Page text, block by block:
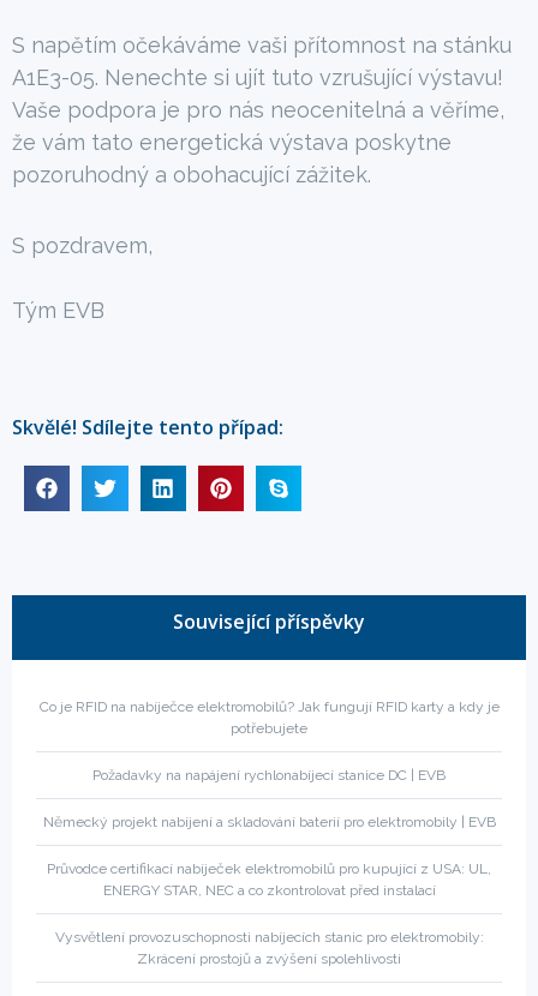
S napětím očekáváme vaši přítomnost na stánku
A1E3-05. Nenechte si ujít tuto vzrušující výstavu!
Vaše podpora je pro nás neocenitelná a věříme,
že vám tato energetická výstava poskytne
pozoruhodný a obohacující zážitek.
S pozdravem,
Tým EVB
Skvělé! Sdílejte tento případ:
Související příspěvky
Co je RFID na nabíječce elektromobilů? Jak fungují RFID karty a kdy je
potřebujete
Požadavky na napájení rychlonabíjecí stanice DC | EVB
Německý projekt nabíjení a skladování baterií pro elektromobily | EVB
Průvodce certifikací nabíječek elektromobilů pro kupující z USA: UL,
ENERGY STAR, NEC a co zkontrolovat před instalací
Vysvětlení provozuschopnosti nabíjecích stanic pro elektromobily:
Zkrácení prostojů a zvýšení spolehlivosti